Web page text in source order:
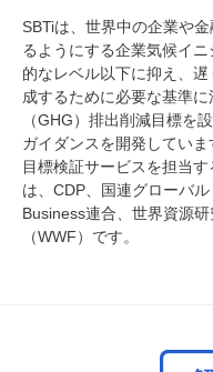
SBTiは、世界中の企業や
るようにする企業気候イ
的なレベル以下に抑え、
成するために必要な基準
（GHG）排出削減目標を
ガイダンスを開発していま
目標検証サービスを担当
は、CDP、国連グローバ
Business連合、世界資源
（WWF）です。